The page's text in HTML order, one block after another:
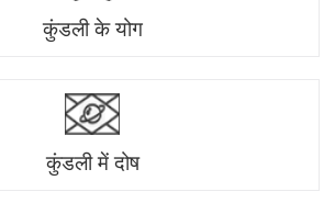
कुंडली के योग
कुंडली में दोष